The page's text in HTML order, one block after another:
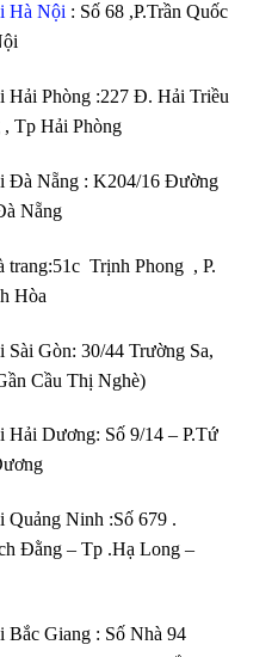
Hà Nội : Số 68 ,P.Trần Quốc
Phòng :227 Đ. Hải Triều
, Tp Hải Phòng
Đà Nẵng : K204/16 Đường
Nẵng
trang:51c Trịnh Phong , P.
Hòa
Gòn: 30/44 Trường Sa,
Cầu Thị Nghè)
Dương: Số 9/14 – P.Tứ
Ninh :Số 679 .
Đằng – Tp .Hạ Long –
Giang : Số Nhà 94